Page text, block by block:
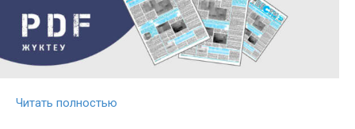
Читать полностью